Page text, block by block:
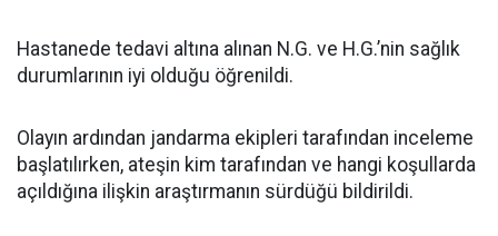
Hastanede tedavi altına alınan N.G. ve H.G.’nin sağlık
durumlarının iyi olduğu öğrenildi.
Olayın ardından jandarma ekipleri tarafından inceleme
başlatılırken, ateşin kim tarafından ve hangi koşullarda
açıldığına ilişkin araştırmanın sürdüğü bildirildi.